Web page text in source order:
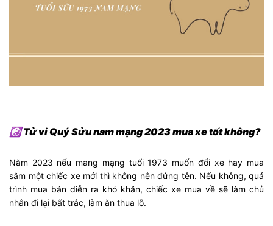
☯ Tử vi Quý Sửu nam mạng 2023 mua xe tốt không?
Năm 2023 nếu mang mạng tuổi 1973 muốn đổi xe hay mua
sắm một chiếc xe mới thì không nên đứng tên. Nếu không, quá
trình mua bán diễn ra khó khăn, chiếc xe mua về sẽ làm chủ
nhân đi lại bất trắc, làm ăn thua lỗ.